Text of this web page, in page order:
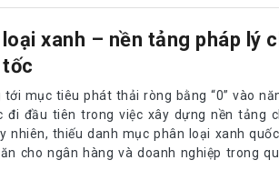
xanh – nền tảng pháp lý
mục tiêu phát thải ròng bằng “0” vào
đi đầu tiên trong việc xây dựng nền tảng
nhiên, thiếu danh mục phân loại xanh
cho ngân hàng và doanh nghiệp trong